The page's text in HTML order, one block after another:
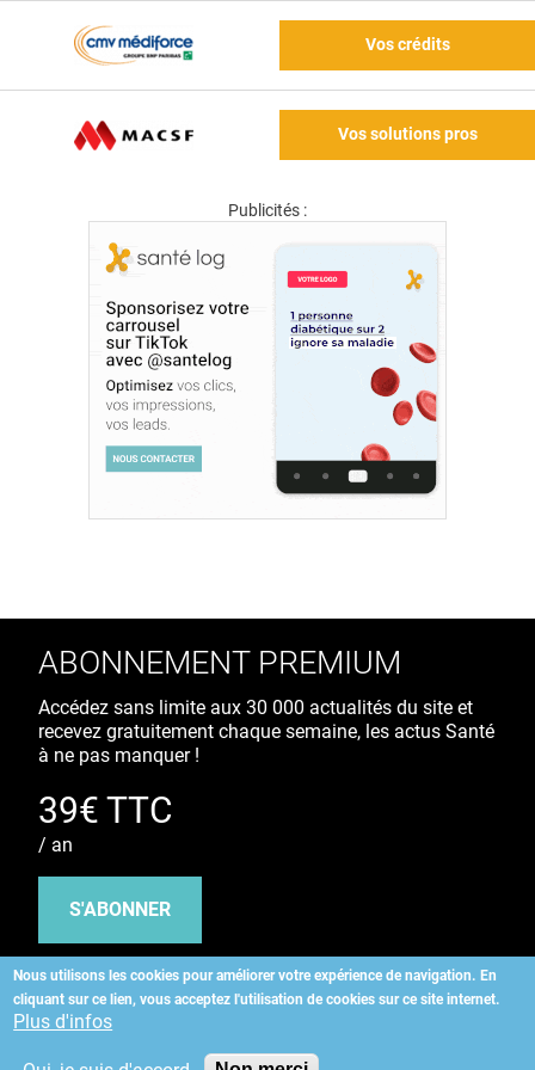
Vos crédits
Vos solutions pros
Publicités :
Nous utilisons les cookies pour améliorer votre expérience de navigation. En
cliquant sur ce lien, vous acceptez l'utilisation de cookies sur ce site internet.
Plus d'infos
ABONNEMENT PREMIUM
Accédez sans limite aux 30 000 actualités du site et
recevez gratuitement chaque semaine, les actus Santé
à ne pas manquer !
39€ TTC
/ an
S'ABONNER
Copyright©2026 ALLIEDHEALTH